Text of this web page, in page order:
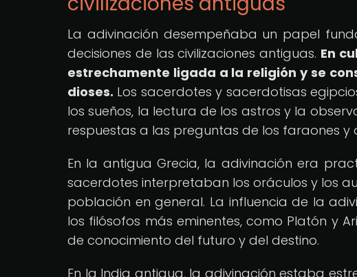
La adivinación desempeñaba un papel
decisiones de las civilizaciones antiguas. En
estrechamente ligada a la religión y se
dioses. Los sacerdotes y sacerdotisas
los sueños, la lectura de los astros y la
respuestas a las preguntas de los faraones y
En la antigua Grecia, la adivinación era
sacerdotes interpretaban los oráculos y los
población en general. La influencia de la
los filósofos más eminentes, como Platón y
de conocimiento del futuro y del destino.
En la India antigua, la adivinación estaba